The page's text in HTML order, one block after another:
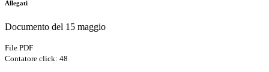
Allegati
Documento del 15 maggio
File PDF
Contatore click: 48